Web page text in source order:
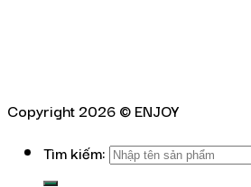
Copyright 2026 ©ENJOY
Tìm kiếm: